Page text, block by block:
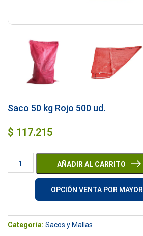
Saco 50 kg Rojo 500 ud.
$ 117.215
AÑADIR AL CARRITO
OPCIÓN VENTA POR MAYOR
Categoría: Sacos y Mallas